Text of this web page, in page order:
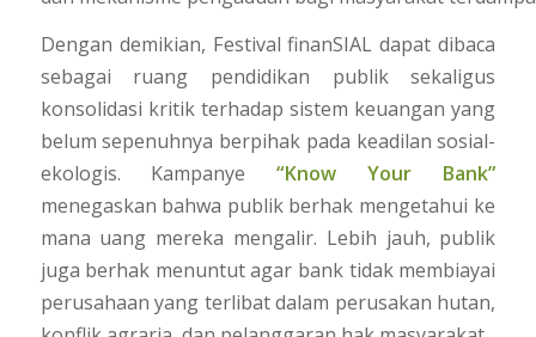
Dengan demikian, Festival finanSIAL dapat dibaca
sebagai ruang pendidikan publik sekaligus
konsolidasi kritik terhadap sistem keuangan yang
belum sepenuhnya berpihak pada keadilan sosial-
ekologis. Kampanye “Know Your Bank”
menegaskan bahwa publik berhak mengetahui ke
mana uang mereka mengalir. Lebih jauh, publik
juga berhak menuntut agar bank tidak membiayai
perusahaan yang terlibat dalam perusakan hutan,